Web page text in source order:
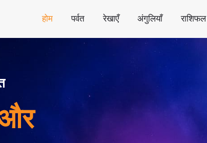
होम पर्वत रेखाएँ अंगुलियाँ राशिफल